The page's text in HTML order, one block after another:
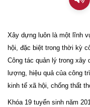
Xây dựng luôn là một lĩnh
hội, đặc biệt trong thời kỳ
Công tác quản lý trong xây
lượng, hiệu quả của công
kinh tế xã hội, chống thất
Khóa 19 tuyển sinh năm